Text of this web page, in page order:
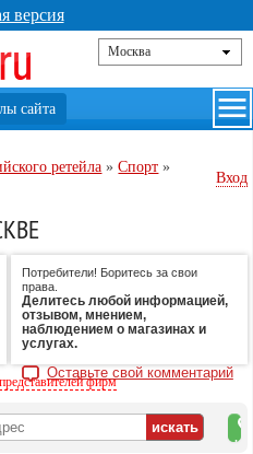
версия
ретейла »Спорт »
Вход
Потребители! Боритесь за свои
права.
Делитесь любой информацией,
отзывом, мнением,
наблюдением о магазинах и
услугах.
Оставьте свой комментарий
фирм
на